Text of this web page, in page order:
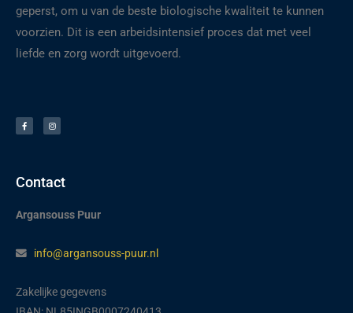
geperst, om u van de beste biologische kwaliteit te kunnen
voorzien. Dit is een arbeidsintensief proces dat met veel
liefde en zorg wordt uitgevoerd.
c
e
b
s
t
a
Contact
Argansouss Puur
info@argansouss-puur.nl
Zakelijke gegevens